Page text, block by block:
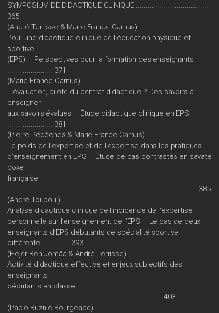
SYMPOSIUM DE DIDACTIQUE CLINIQUE .....................................
365
(André Terrisse & Marie-France Carnus)
Pour une didactique clinique de l’éducation physique et
sportive
(EPS) – Perspectives pour la formation des enseignants
....................... 371
(Marie-France Carnus)
L’évaluation, pilote du contrat didactique ? Des savoirs à
enseigner
aux savoirs évalués – Étude didactique clinique en EPS
....................... 381
(Pierre Pédèches & Marie-France Carnus)
Le poids de l’expertise et de l’expertise dans les pratiques
d’enseignement en EPS – Étude de cas contrastés en savate
boxe
française
................................................................................................. 385
(André Touboul)
Analyse didactique clinique de l’incidence de l’expertise
personnelle sur l’enseignement de l’EPS – Le cas de deux
enseignants d’EPS débutants de spécialité sportive
différente .............. 393
(Hejer Ben Jomâa & André Terrisse)
Activité didactique effective et enjeux subjectifs des
enseignants
débutants en classe
............................................................................... 403
(Pablo Buznic-Bourgeacq)